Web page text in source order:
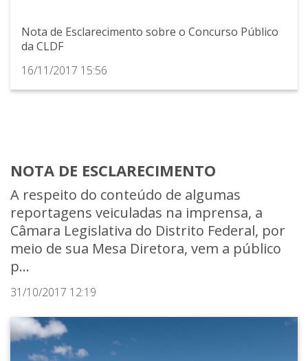
Nota de Esclarecimento sobre o Concurso Público
da CLDF
16/11/2017 15:56
NOTA DE ESCLARECIMENTO
A respeito do conteúdo de algumas
reportagens veiculadas na imprensa, a
Câmara Legislativa do Distrito Federal, por
meio de sua Mesa Diretora, vem a público
p...
31/10/2017 12:19